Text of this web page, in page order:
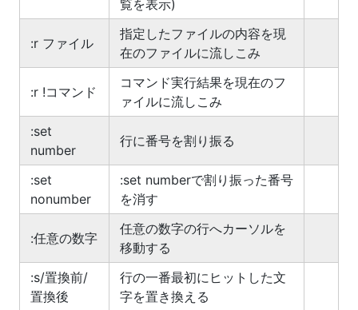
覧を表示)
:r ファイル
指定したファイルの内容を現
在のファイルに流しこみ
:r !コマンド
コマンド実行結果を現在のフ
ァイルに流しこみ
:set
number
行に番号を割り振る
:set
nonumber
:set numberで割り振った番号
を消す
:任意の数字
任意の数字の行へカーソルを
移動する
:s/置換前/
置換後
行の一番最初にヒットした文
字を置き換える